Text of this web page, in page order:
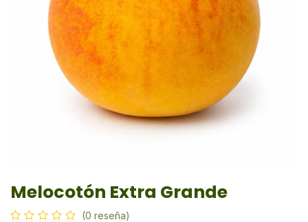
Melocotón Extra Grande
(0 reseña)